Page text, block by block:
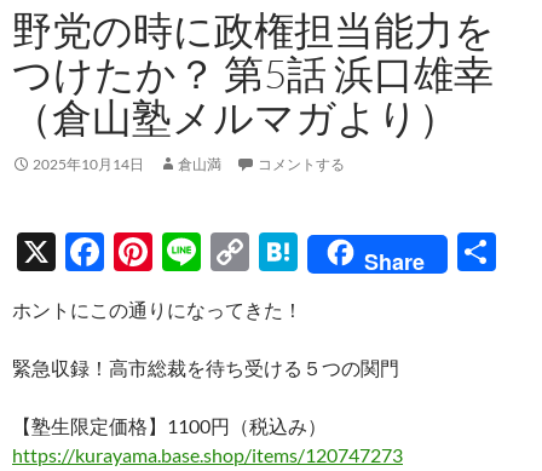
野党の時に政権担当能力を
つけたか？ 第5話 浜口雄幸
（倉山塾メルマガより）
2025年10月14日 倉山満 コメントする
X
F
ac
e
b
o
o
Pi
nt
er
es
t
Li
e
C
o
p
y
Li
n
H
n
Share
ホントにこの通りになってきた！
緊急収録！高市総裁を待ち受ける５つの関門
【塾生限定価格】1100円（税込み）
https://kurayama.base.shop/items/120747273